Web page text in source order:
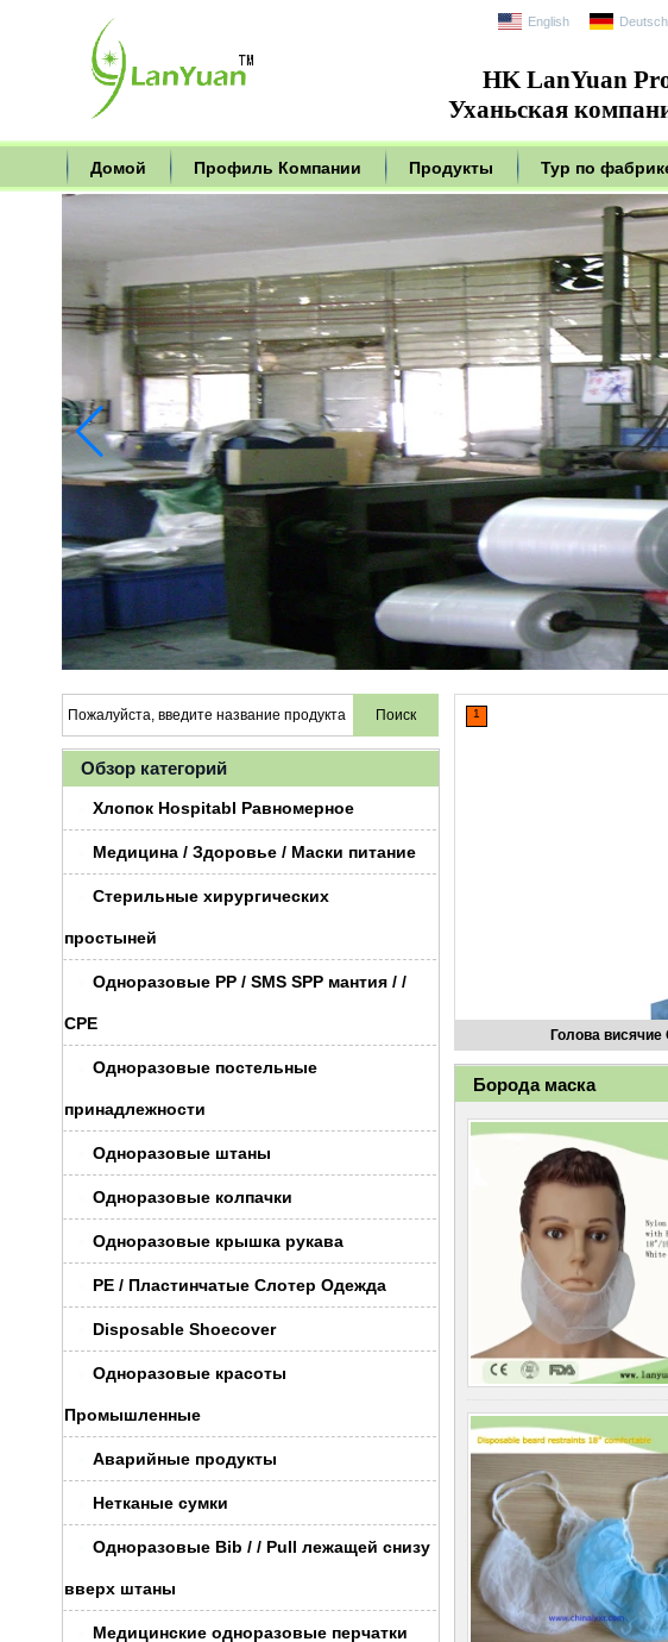
HK LanYuan
Уханьская
English
Домой Профиль Компании Продукты Тур по
Обзор категорий
Хлопок Hospitabl Равномерное
Медицина / Здоровье / Маски питание
Стерильные хирургических
простыней
Одноразовые PP / SMS SPP мантия / /
CPE
Одноразовые постельные
принадлежности
Одноразовые штаны
Одноразовые колпачки
Одноразовые крышка рукава
PE / Пластинчатые Слотер Одежда
Disposable Shoecover
Одноразовые красоты
Промышленные
Аварийные продукты
Нетканые сумки
Одноразовые Bib / / Pull лежащей снизу
вверх штаны
Медицинские одноразовые перчатки
1
Голова
Борода маска